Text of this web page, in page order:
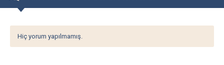
Hiç yorum yapılmamış.